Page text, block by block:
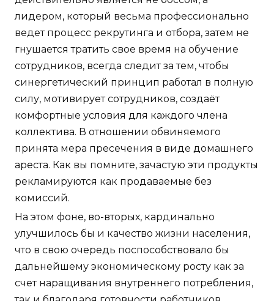
лидером, который весьма профессионально
ведет процесс рекрутинга и отбора, затем не
гнушается тратить свое время на обучение
сотрудников, всегда следит за тем, чтобы
синергетический принцип работал в полную
силу, мотивирует сотрудников, создаёт
комфортные условия для каждого члена
коллектива. В отношении обвиняемого
принята мера пресечения в виде домашнего
ареста. Как вы помните, зачастую эти продукты
рекламируются как продаваемые без
комиссий.
На этом фоне, во-вторых, кардинально
улучшилось бы и качество жизни населения,
что в свою очередь поспособствовало бы
дальнейшему экономическому росту как за
счет наращивания внутреннего потребления,